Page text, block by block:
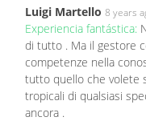
Luigi Martello 8 years
Experiencia fantástica:
di tutto . Ma il gestore
competenze nella
tutto quello che volete
tropicali di qualsiasi
ancora .